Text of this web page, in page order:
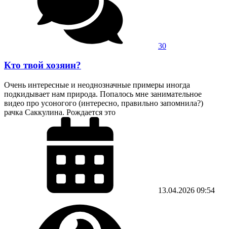
30
Кто твой хозяин?
Очень интересные и неоднозначные примеры иногда
подкидывает нам природа. Попалось мне занимательное
видео про усоногого (интересно, правильно запомнила?)
рачка Саккулина. Рождается это
13.04.2026 09:54